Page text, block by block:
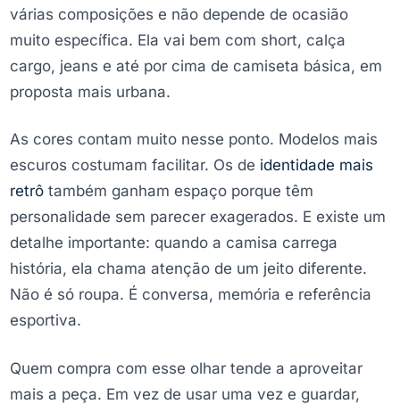
várias composições e não depende de ocasião
muito específica. Ela vai bem com short, calça
cargo, jeans e até por cima de camiseta básica, em
proposta mais urbana.
As cores contam muito nesse ponto. Modelos mais
escuros costumam facilitar. Os de identidade mais
retrô também ganham espaço porque têm
personalidade sem parecer exagerados. E existe um
detalhe importante: quando a camisa carrega
história, ela chama atenção de um jeito diferente.
Não é só roupa. É conversa, memória e referência
esportiva.
Quem compra com esse olhar tende a aproveitar
mais a peça. Em vez de usar uma vez e guardar,